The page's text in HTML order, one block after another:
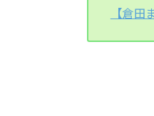
【倉田